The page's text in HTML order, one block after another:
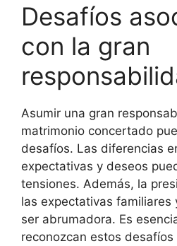
Desafíos
con la gran
Asumir una gran
matrimonio concertado
desafíos. Las diferencias
expectativas y deseos
tensiones. Además, la
las expectativas familiares
ser abrumadora. Es
reconozcan estos